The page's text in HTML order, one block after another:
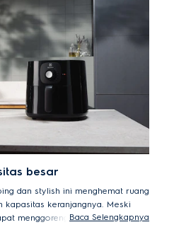
besar
dan stylish ini menghemat ruang
keranjangnya. Meski
menggoreng kentang dalam
Baca Selengkapnya